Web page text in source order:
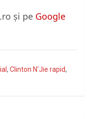
și pe Google
, Clinton N'Jie rapid,